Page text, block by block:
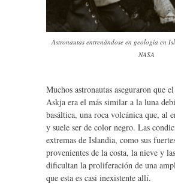
Astronautas entrenándose en geología en
NASA
Muchos astronautas aseguraron que
Askja era el más similar a la luna
basáltica, una roca volcánica que, al
y suele ser de color negro. Las
extremas de Islandia, como sus
provenientes de la costa, la nieve y
dificultan la proliferación de una
que esta es casi inexistente allí.